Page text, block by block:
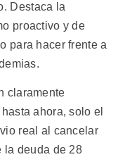
Destaca la
proactivo y de
para hacer frente a
claramente
ahora, solo el
real al cancelar
la deuda de 28